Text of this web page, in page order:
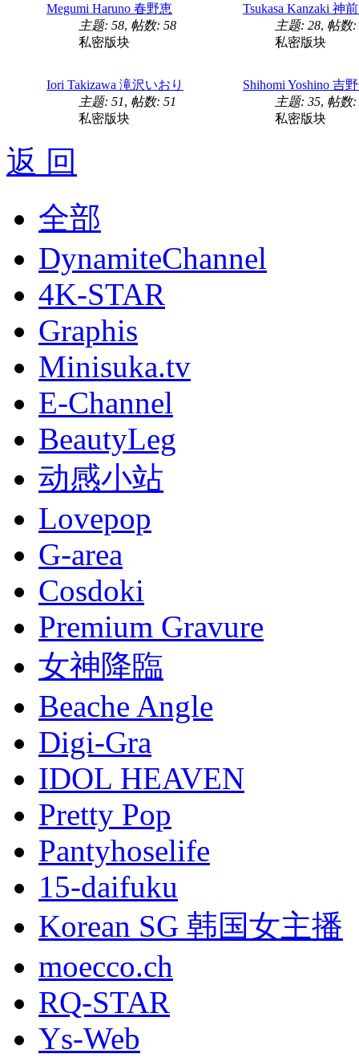
Megumi Haruno 春野恵
主题: 58, 帖数: 58
私密版块
Tsukasa Kanzaki 神
主题: 28, 帖数:
私密版块
Iori Takizawa 滝沢いおり
主题: 51, 帖数: 51
私密版块
Shihomi Yoshino 吉
主题: 35, 帖数:
私密版块
返 回
全部
DynamiteChannel
4K-STAR
Graphis
Minisuka.tv
E-Channel
BeautyLeg
动感小站
Lovepop
G-area
Cosdoki
Premium Gravure
女神降臨
Beache Angle
Digi-Gra
IDOL HEAVEN
Pretty Pop
Pantyhoselife
15-daifuku
Korean SG 韩国女主播
moecco.ch
RQ-STAR
Ys-Web